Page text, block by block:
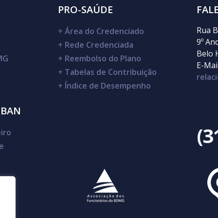
PRO-SAÚDE
+Área do Credenciado
+ Rede Credenciada
+ Reembolso do Plano
+ Tabelas de Contribuição
+ Índice de Desempenho
Rua
9º
Belo
E-